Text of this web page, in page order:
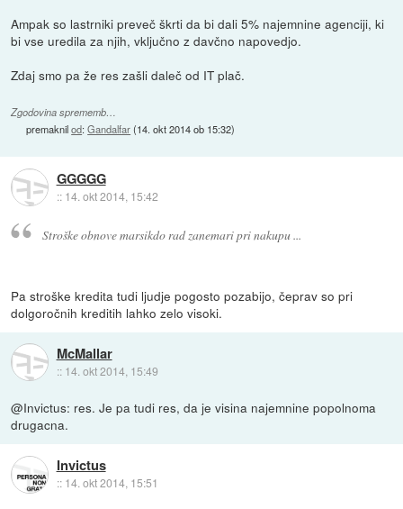
Ampak so lastrniki preveč škrti da bi dali 5% najemnine agenciji, ki
bi vse uredila za njih, vključno z davčno napovedjo.
Zdaj smo pa že res zašli daleč od IT plač.
Zgodovina sprememb…
premaknilod:Gandalfar(14. okt 2014 ob 15:32)
GGGGG
:: 14. okt 2014, 15:42
Stroške obnove marsikdo rad zanemari pri nakupu ...
Pa stroške kredita tudi ljudje pogosto pozabijo, čeprav so pri
dolgoročnih kreditih lahko zelo visoki.
McMallar
:: 14. okt 2014, 15:49
@Invictus: res. Je pa tudi res, da je visina najemnine popolnoma
drugacna.
Invictus
:: 14. okt 2014, 15:51